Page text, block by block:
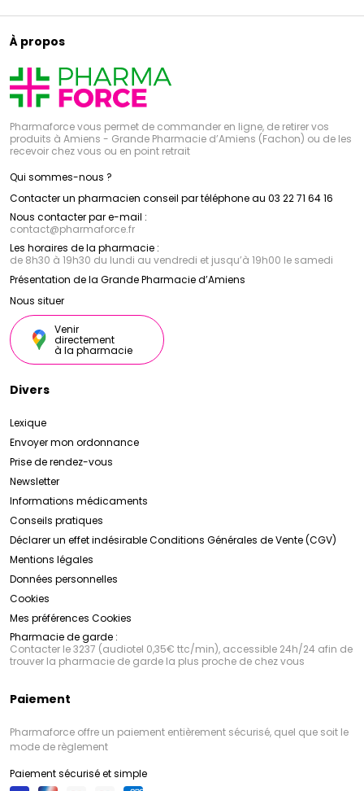
À propos
Pharmaforce vous permet de commander en ligne, de retirer vos
produits à Amiens - Grande Pharmacie d’Amiens (Fachon) ou de les
recevoir chez vous ou en point retrait
Qui sommes-nous ?
Contacter un pharmacien conseil par téléphone au 03 22 71 64 16
Nous contacter par e-mail :
contact@pharmaforce.fr
Les horaires de la pharmacie :
de 8h30 à 19h30 du lundi au vendredi et jusqu’à 19h00 le samedi
Présentation de la Grande Pharmacie d’Amiens
Nous situer
Venir
directement
à la pharmacie
Divers
Lexique
Envoyer mon ordonnance
Prise de rendez-vous
Newsletter
Informations médicaments
Conseils pratiques
Déclarer un effet indésirableConditions Générales de Vente (CGV)
Mentions légales
Données personnelles
Cookies
Mes préférences Cookies
Pharmacie de garde :
Contacter le 3237 (audiotel 0,35€ ttc/min), accessible 24h/24 afin de
trouver la pharmacie de garde la plus proche de chez vous
Paiement
Pharmaforce offre un paiement entièrement sécurisé, quel que soit le
mode de règlement
Paiement sécurisé et simple